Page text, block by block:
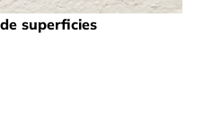
superficies